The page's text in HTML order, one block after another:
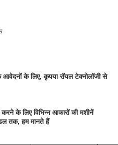
के लिए, कृपया रॉयल टेक्नोलॉजी से
करने के लिए विभिन्न आकारों की मशीनें
तक, हम मानते हैं